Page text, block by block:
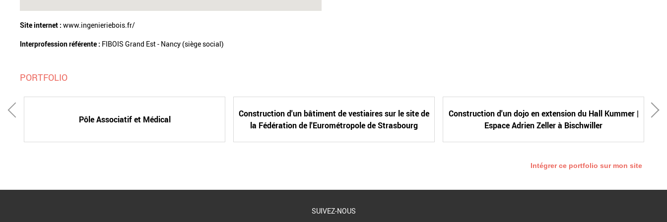
Site internet : www.ingenieriebois.fr/
Interprofession référente : FIBOIS Grand Est - Nancy (siège social)
PORTFOLIO
Pôle Associatif et Médical
Construction d'un bâtiment de vestiaires sur le site de
la Fédération de l'Eurométropole de Strasbourg
Construction d'un dojo en extension du Hall Kummer |
Espace Adrien Zeller à Bischwiller
Intégrer ce portfolio sur mon site
SUIVEZ-NOUS